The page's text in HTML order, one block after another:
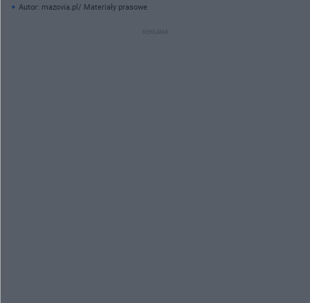
Autor: mazovia.pl/ Materiały prasowe